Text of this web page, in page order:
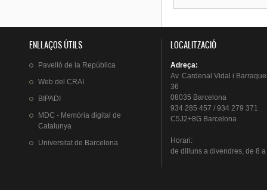
ENLLAÇOS ÚTILS
Pavelló de la República
Web del CRAI
BIPADI
MDC - Memòria digital de
Catalunya
Universitat de Barcelona
LOCALITZACIÓ
Adreça:
Av. Cardenal Vidal i
36
08035 Barcelona
934 285 457 / 934 279 371
C5J2+8G Barcelona
Horari:
de dillunsa divendres, de 8